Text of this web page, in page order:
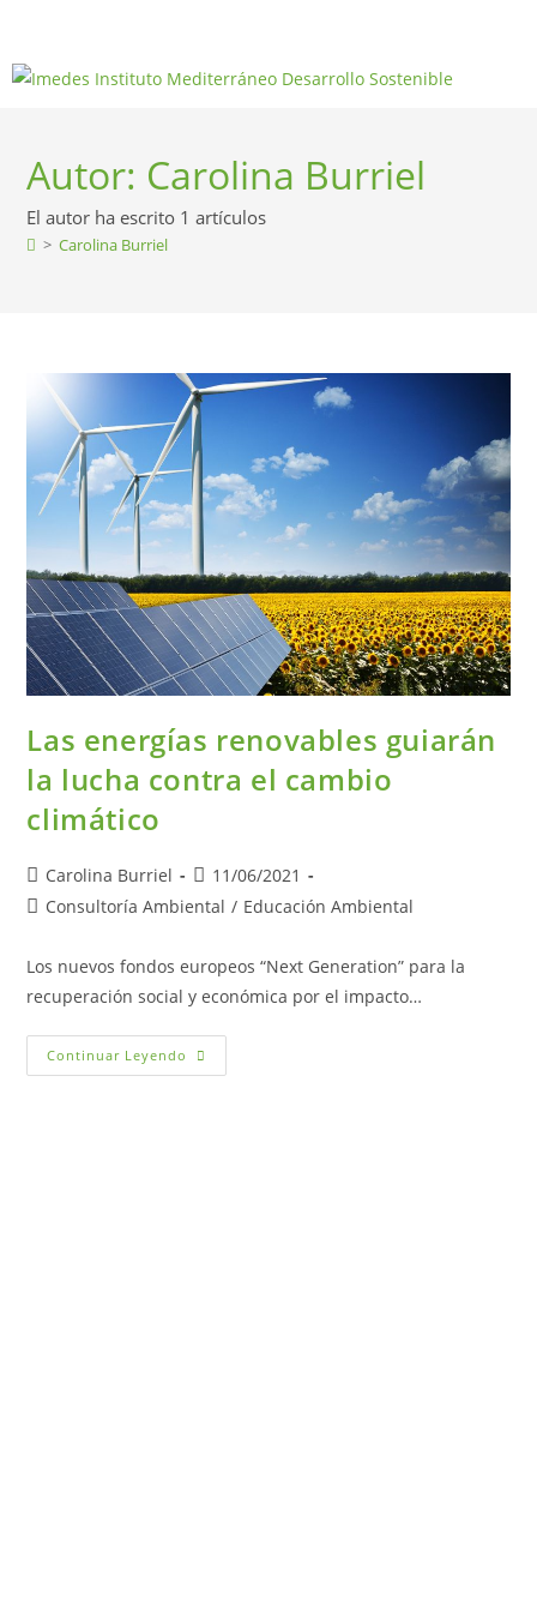
Autor: Carolina Burriel
El autor ha escrito 1 artículos
> Carolina Burriel
Las energías renovables guiarán
la lucha contra el cambio
climático
Carolina Burriel
11/06/2021
Consultoría Ambiental / Educación Ambiental
Los nuevos fondos europeos “Next Generation” para la
recuperación social y económica por el impacto…
Continuar Leyendo